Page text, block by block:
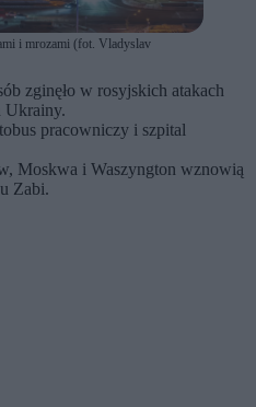
i mrozami (fot. Vladyslav
zginęło w rosyjskich atakach
Ukrainy.
pracowniczy i szpital
Moskwa i Waszyngton wznowią
Zabi.